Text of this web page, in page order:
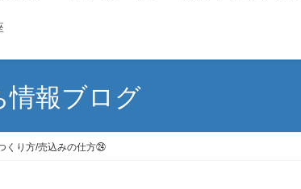
情報ブログ
くり方/売込みの仕方㉔